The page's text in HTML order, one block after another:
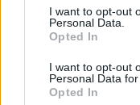
consent section.
I want to opt-out
Personal Data.
Opted In
I want to opt-out
Personal Data
Opted In
a kerékpárgyár
Rövid idő alatt
azoknak a
bezárása...